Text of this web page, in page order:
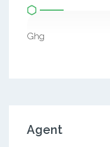
Ghg
Agent